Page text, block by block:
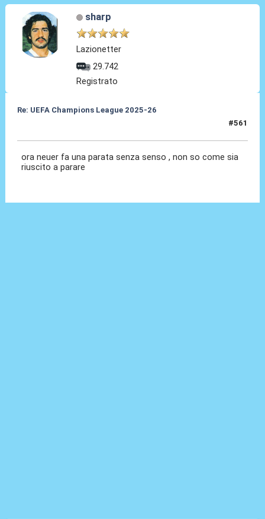
sharp
Lazionetter
29.742
Registrato
Re: UEFA Champions League 2025-26
#561
ora neuer fa una parata senza senso , non so come sia
riuscito a parare